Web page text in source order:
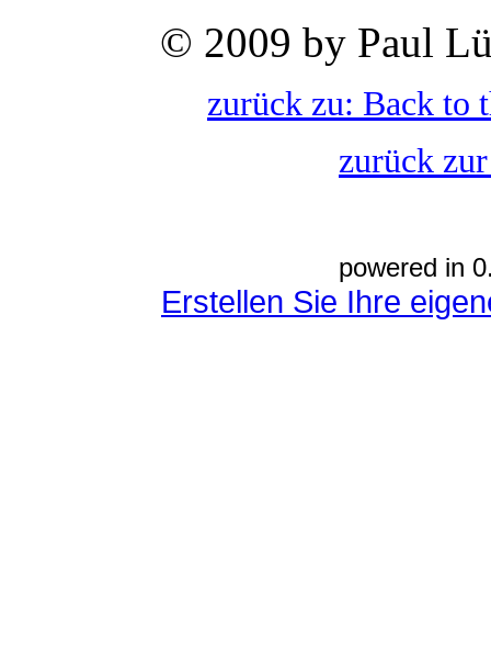
© 2009 by Paul
zurück zu: Back to
zurück
powered in
Erstellen Sie Ihre